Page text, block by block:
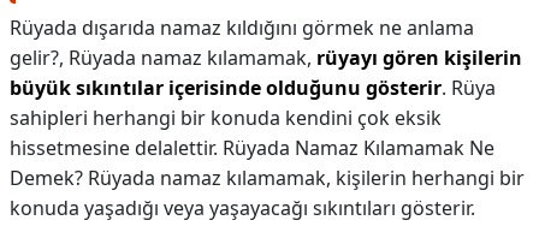
Rüyada dışarıda namaz kıldığını görmek ne anlama
gelir?, Rüyada namaz kılamamak, rüyayı gören kişilerin
büyük sıkıntılar içerisinde olduğunu gösterir. Rüya
sahipleri herhangi bir konuda kendini çok eksik
hissetmesine delalettir. Rüyada Namaz Kılamamak Ne
Demek? Rüyada namaz kılamamak, kişilerin herhangi bir
konuda yaşadığı veya yaşayacağı sıkıntıları gösterir.